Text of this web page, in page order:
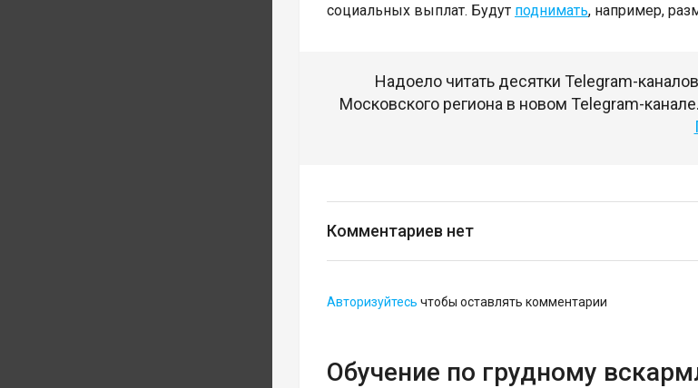
социальных выплат. Будут поднимать, например,
Надоело читать десятки Telegram-
Московского региона в новом Telegram-
Комментариев нет
Авторизуйтесь чтобы оставлять комментарии
Обучение по грудному